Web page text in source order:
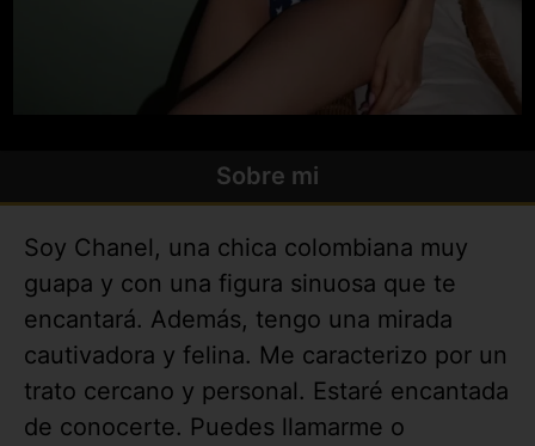
Sobre mi
Soy Chanel, una chica colombiana muy
guapa y con una figura sinuosa que te
encantará. Además, tengo una mirada
cautivadora y felina. Me caracterizo por un
trato cercano y personal. Estaré encantada
de conocerte. Puedes llamarme o